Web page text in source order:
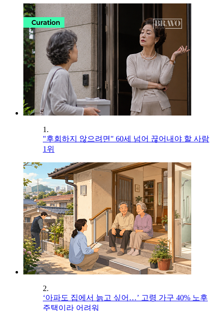
1.
"후회하지 않으려면" 60세 넘어 끊어내야 할 사람
1위
2.
‘아파도 집에서 늙고 싶어…’ 고령 가구 40% 노후
주택이라 어려워